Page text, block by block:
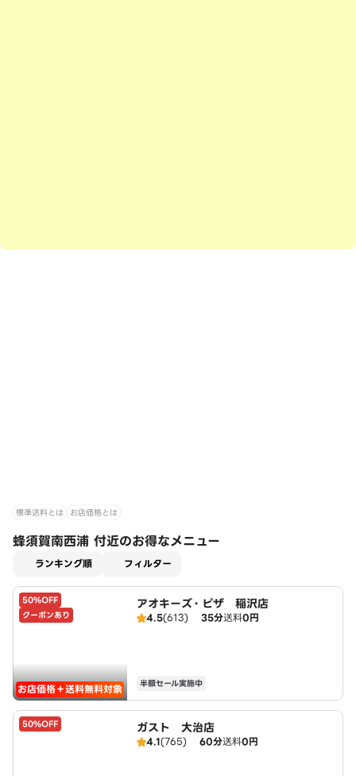
標準送料とは お店価格とは
蜂須賀南西浦 付近のお得なメニュー
ランキング順 フィルター
50%OFF
クーポンあり
お店価格＋送料無料対象
アオキーズ・ピザ 稲沢店
4.5(613) 35分送料0円
半額セール実施中
50%OFF ガスト 大治店
4.1(765) 60分送料0円